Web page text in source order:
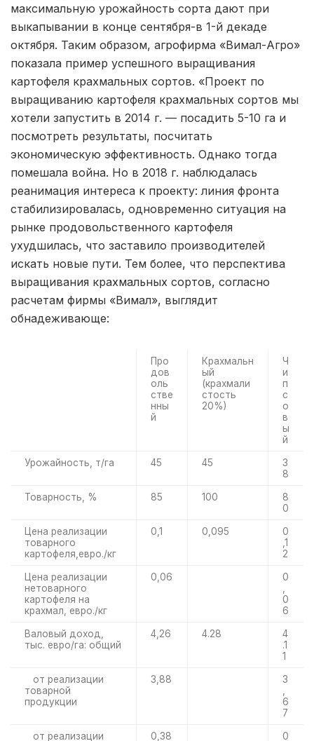
максимальную урожайность сорта дают при
выкапывании в конце сентября-в 1-й декаде
октября. Таким образом, агрофирма «Вимал-Агро»
показала пример успешного выращивания
картофеля крахмальных сортов. «Проект по
выращиванию картофеля крахмальных сортов мы
хотели запустить в 2014 г. — посадить 5-10 га и
посмотреть результаты, посчитать
экономическую эффективность. Однако тогда
помешала война. Но в 2018 г. наблюдалась
реанимация интереса к проекту: линия фронта
стабилизировалась, одновременно ситуация на
рынке продовольственного картофеля
ухудшилась, что заставило производителей
искать новые пути. Тем более, что перспектива
выращивания крахмальных сортов, согласно
расчетам фирмы «Вимал», выглядит
обнадеживающе:
Про
дов
оль
стве
нны
й
Крахмальн
ый
(крахмали
стость
20%)
Ч
и
п
с
о
в
ы
й
Урожайность, т/га 45 45
3
8
Товарность, % 85 100
8
0
Цена реализации
товарного
картофеля,евро./кг
0,1 0,095
0
,1
2
Цена реализации
нетоварного
картофеля на
крахмал, евро./кг
0,06
0
0
6
Валовый доход,
тыс. евро/га: общий
4,26 4.28
4
.1
1
от реализации
товарной
продукции
3,88
3
6
7
от реализации 0,38 0